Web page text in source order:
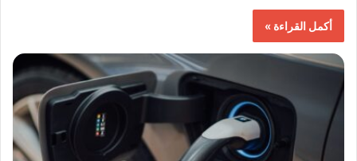
أكمل القراءة »